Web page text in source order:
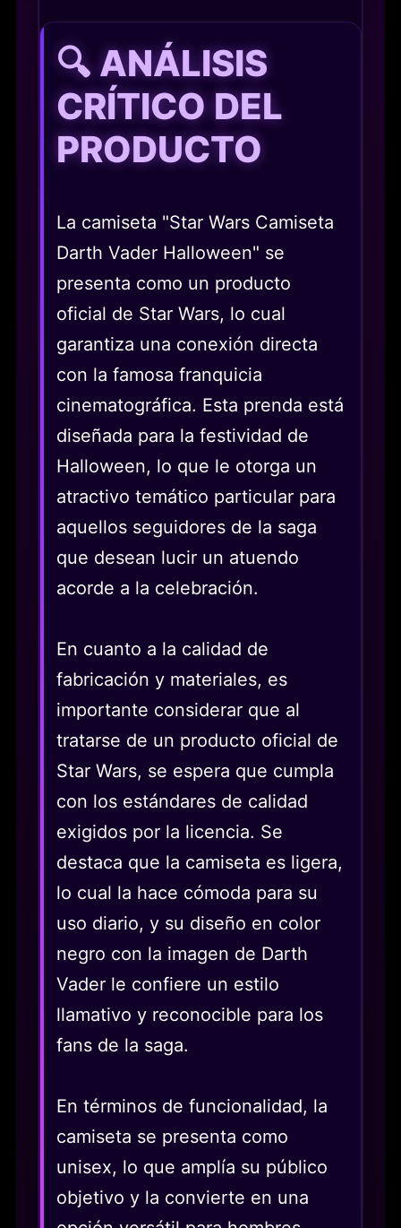
🔍 ANÁLISIS
CRÍTICO DEL
PRODUCTO
La camiseta "Star Wars Camiseta
Darth Vader Halloween" se
presenta como un producto
oficial de Star Wars, lo cual
garantiza una conexión directa
con la famosa franquicia
cinematográfica. Esta prenda está
diseñada para la festividad de
Halloween, lo que le otorga un
atractivo temático particular para
aquellos seguidores de la saga
que desean lucir un atuendo
acorde a la celebración.
En cuanto a la calidad de
fabricación y materiales, es
importante considerar que al
tratarse de un producto oficial de
Star Wars, se espera que cumpla
con los estándares de calidad
exigidos por la licencia. Se
destaca que la camiseta es ligera,
lo cual la hace cómoda para su
uso diario, y su diseño en color
negro con la imagen de Darth
Vader le confiere un estilo
llamativo y reconocible para los
fans de la saga.
En términos de funcionalidad, la
camiseta se presenta como
unisex, lo que amplía su público
objetivo y la convierte en una